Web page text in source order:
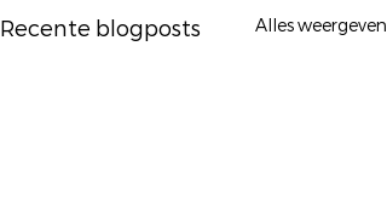
Recente blogposts Alles weergeven